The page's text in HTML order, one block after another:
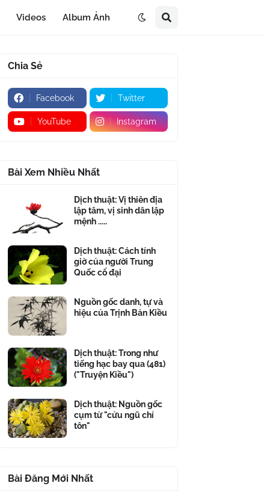
Videos Album Ảnh
Chia Sẻ
Facebook Twitter
YouTube Instagram
Bài Xem Nhiều Nhất
Dịch thuật: Vị thiên địa
lập tâm, vị sinh dân lập
mệnh .....
Dịch thuật: Cách tính
giờ của người Trung
Quốc cổ đại
Nguồn gốc danh, tự và
hiệu của Trịnh Bản Kiều
Dịch thuật: Trong như
tiếng hạc bay qua (481)
("Truyện Kiều")
Dịch thuật: Nguồn gốc
cụm từ "cửu ngũ chí
tôn"
Bài Đăng Mới Nhất